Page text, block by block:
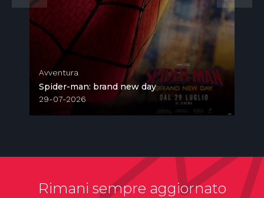
Avventura
Spider-man: brand new day
29-07-2026
Rimani sempre aggiornato